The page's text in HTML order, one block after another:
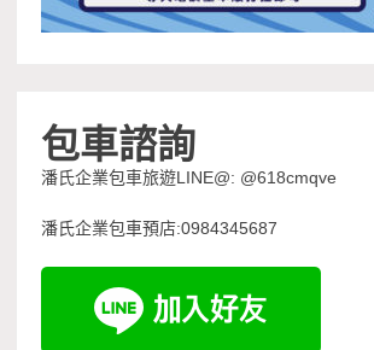
包車諮詢
潘氏企業包車旅遊LINE@: @618cmqve
潘氏企業包車預店:0984345687